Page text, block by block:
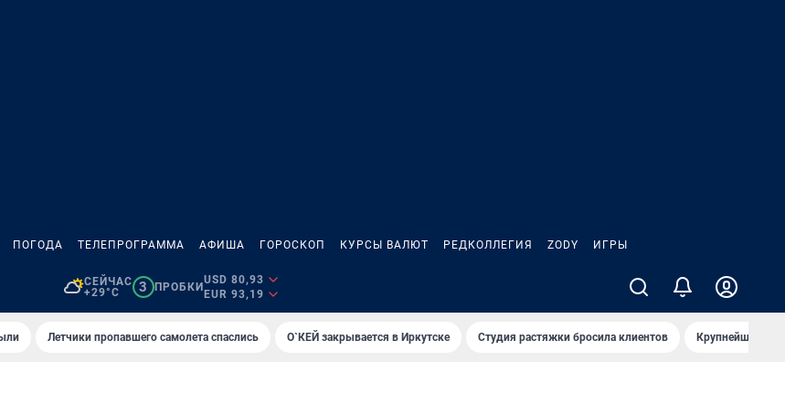
ПОГОДА ТЕЛЕПРОГРАММА АФИША ГОРОСКОП КУРСЫ ВАЛЮТ РЕДКОЛЛЕГИЯ ZODY ИГРЫ
СЕЙЧАС
+29°C
3 ПРОБКИ
USD 80,93
EUR 93,19
Летчики пропавшего самолета спаслись О`КЕЙ закрывается в Иркутске Студия растяжки бросила клиентов Крупнейшие